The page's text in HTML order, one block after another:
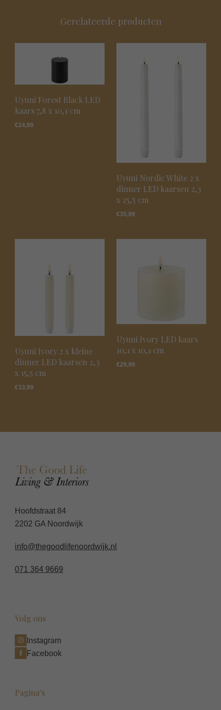
Gerelateerde producten
Uyuni Forest Black LED
kaars 7,8 x 10,1 cm
€24,99
Uyuni Nordic White 2 x
dinner LED kaarsen 2,3
x 25,5 cm
€35,99
Uyuni Ivory 2 x kleine
dinner LED kaarsen 2,3
x 15,5 cm
€33,99
Uyuni Ivory LED kaars
10,1 x 10,1 cm
€29,99
Hoofdstraat 84
2202 GA Noordwijk
info@thegoodlifenoordwijk.nl
071 364 9669
Pagina's
Volg ons
Instagram
Facebook